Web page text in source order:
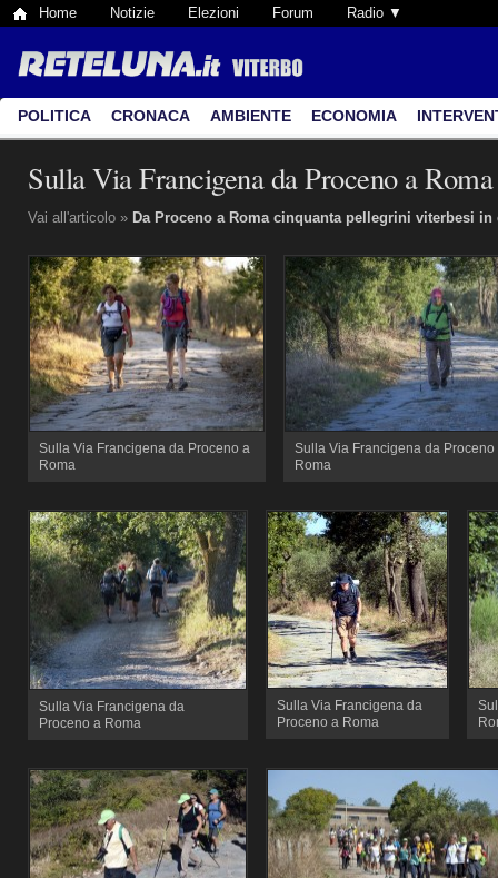
Home Notizie Elezioni Forum Radio ▼
POLITICA CRONACA AMBIENTE ECONOMIA
Sulla Via Francigena da Proceno a Roma
Vai all'articolo » Da Proceno a Roma cinquanta pellegrini viterbesi
Sulla Via Francigena da Proceno a
Roma
Sulla Via Francigena da Proceno
Roma
Sulla Via Francigena da
Proceno a Roma
Sulla Via Francigena da
Proceno a Roma